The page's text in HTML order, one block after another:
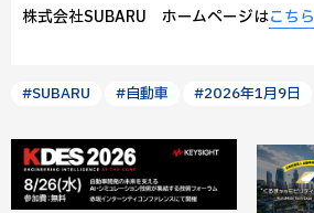
株式会社SUBARU ホームページはこちら
#SUBARU #自動車 #2026年1月9日